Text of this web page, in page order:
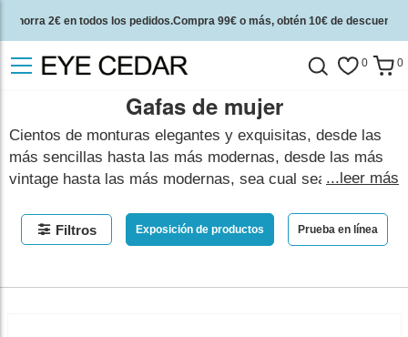
Ahorra 2€ en todos los pedidos.Compra 99€ o más, obtén 10€ de descuento.
2 años de garantía de calidad y 30 días de garantía de devolución del dinero.
0 0
Gafas de mujer
Cientos de monturas elegantes y exquisitas, desde las
más sencillas hasta las más modernas, desde las más
vintage hasta las más modernas, sea cual sea tu estilo,
amplia gama de gafas de mujer. Ven a expresarte a
través de las gafas de mujer de moda que más te
mostrar menos
...leer más
Filtros Exposición de productos Prueba en línea